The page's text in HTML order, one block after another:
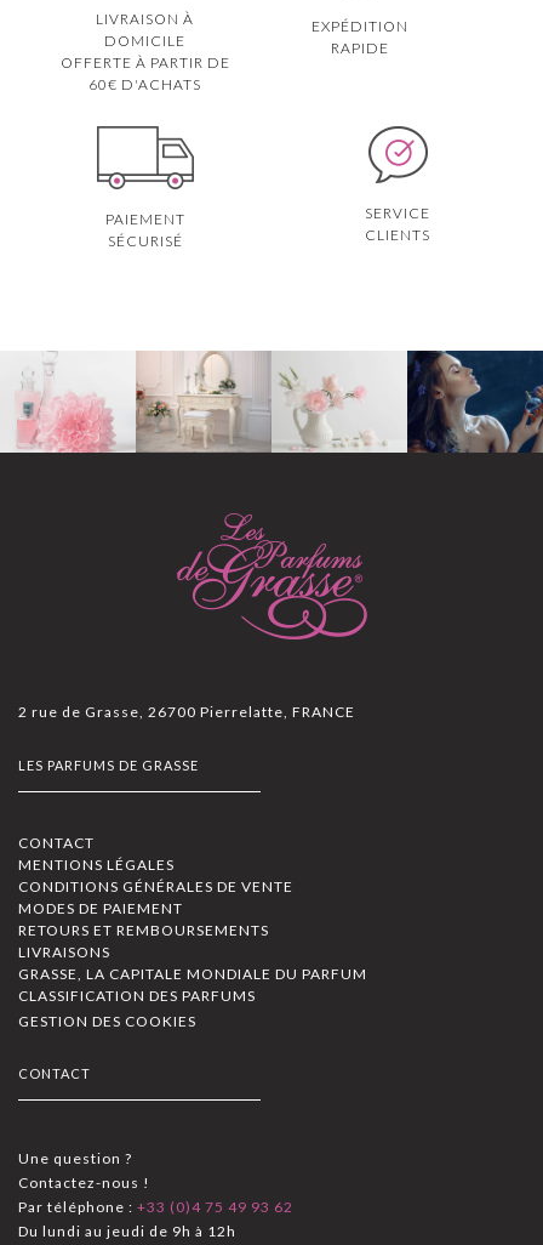
LIVRAISON À
DOMICILE
OFFERTE À PARTIR DE
60€ D'ACHATS
EXPÉDITION
RAPIDE
PAIEMENT
SÉCURISÉ
SERVICE
CLIENTS
2 rue de Grasse, 26700 Pierrelatte, FRANCE
LES PARFUMS DE GRASSE
CONTACT
MENTIONS LÉGALES
CONDITIONS GÉNÉRALES DE VENTE
MODES DE PAIEMENT
RETOURS ET REMBOURSEMENTS
LIVRAISONS
GRASSE, LA CAPITALE MONDIALE DU PARFUM
CLASSIFICATION DES PARFUMS
GESTION DES COOKIES
CONTACT
Une question ?
Contactez-nous !
Par téléphone : +33 (0)4 75 49 93 62
Du lundi au jeudi de 9h à 12h